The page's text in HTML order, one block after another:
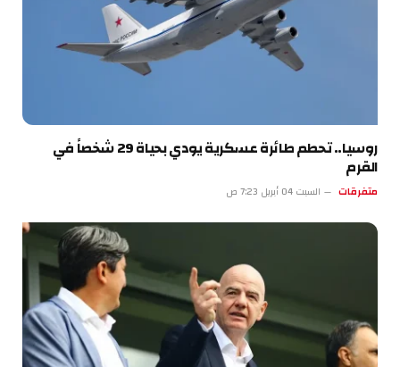
روسيا.. تحطم طائرة عسكرية يودي بحياة 29 شخصاً في
القرم
متفرقات السبت 04 أبريل 7:23 ص